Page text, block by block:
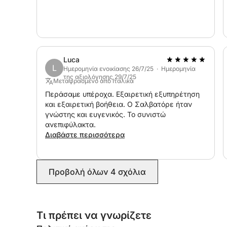
L
Luca
Ημερομηνία ενοικίασης 26/7/25 · Ημερομηνία
της αξιολόγησης 29/7/25
Μεταφρασμένο από Ιταλικά
Περάσαμε υπέροχα. Εξαιρετική εξυπηρέτηση
και εξαιρετική βοήθεια. Ο Σαλβατόρε ήταν
γνώστης και ευγενικός. Το συνιστώ
ανεπιφύλακτα.
Διαβάστε περισσότερα
Προβολή όλων 4 σχόλια
Τι πρέπει να γνωρίζετε